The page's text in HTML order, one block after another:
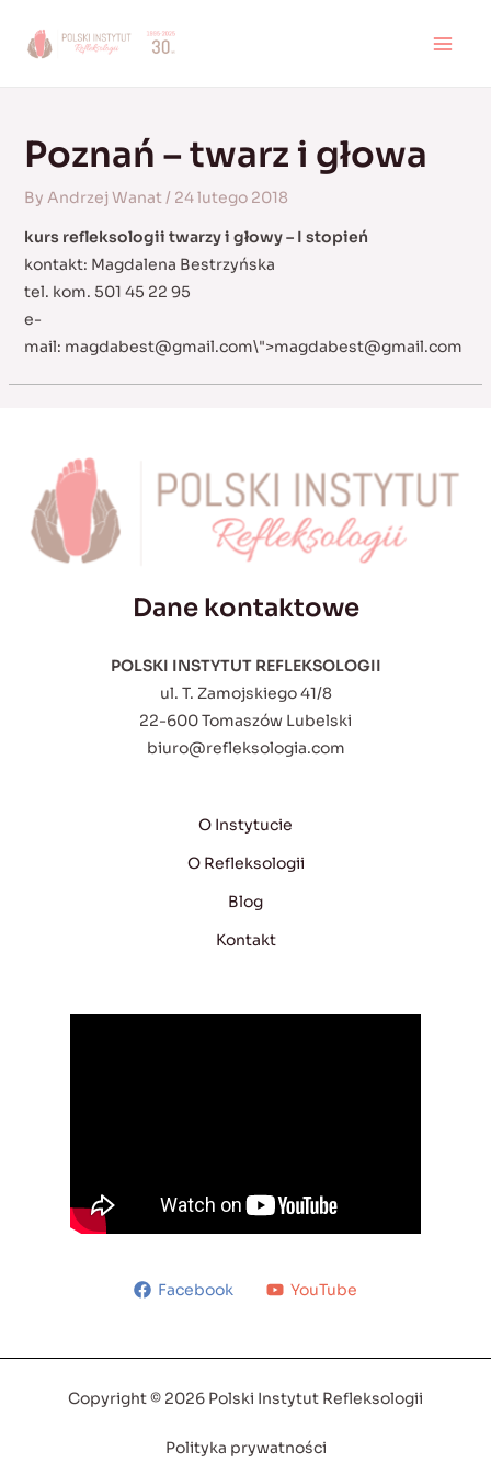
Poznań – twarz i głowa
By Andrzej Wanat/ 24 lutego 2018
kurs refleksologii twarzy i głowy – I stopień
kontakt: Magdalena Bestrzyńska
tel. kom. 501 45 22 95
e-
mail: magdabest@gmail.com\">magdabest@gmail.com
Dane kontaktowe
POLSKI INSTYTUT REFLEKSOLOGII
ul. T. Zamojskiego 41/8
22-600 Tomaszów Lubelski
biuro@refleksologia.com
O Instytucie
O Refleksologii
Blog
Kontakt
Facebook YouTube
Copyright © 2026 Polski Instytut Refleksologii
Polityka prywatności